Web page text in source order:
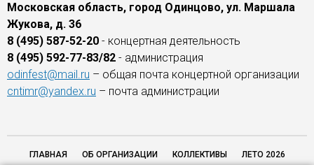
Московская область, город Одинцово, ул. Маршала
Жукова, д. 36
8 (495) 587-52-20 - концертная деятельность
8 (495) 592-77-83/82 - администрация
odinfest@mail.ru – общая почта концертной организации
cntimr@yandex.ru – почта администрации
ГЛАВНАЯ ОБ ОРГАНИЗАЦИИ КОЛЛЕКТИВЫ ЛЕТО 2026